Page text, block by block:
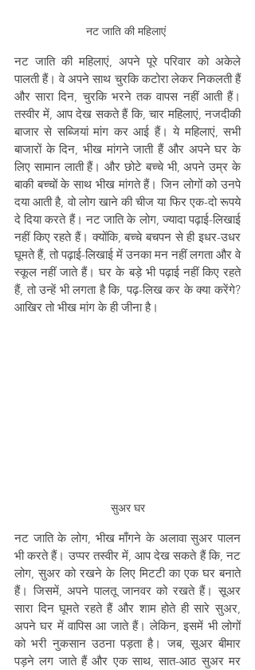
नट जाति की महिलाएं
नट जाति की महिलाएं, अपने पूरे परिवार को अकेले
पालती हैं। वे अपने साथ चुरकि कटोरा लेकर निकलती हैं
और सारा दिन, चुरकि भरने तक वापस नहीं आती हैं।
तस्वीर में, आप देख सकते हैं कि, चार महिलाएं, नजदीकी
बाजार से सब्जियां मांग कर आई हैं। ये महिलाएं, सभी
बाजारों के दिन, भीख मांगने जाती हैं और अपने घर के
लिए सामान लाती हैं। और छोटे बच्चे भी, अपने उम्र के
बाकी बच्चों के साथ भीख मांगते हैं। जिन लोगों को उनपे
दया आती है, वो लोग खाने की चीज या फिर एक-दो रूपये
दे दिया करते हैं। नट जाति के लोग, ज्यादा पढ़ाई-लिखाई
नहीं किए रहते हैं। क्योंकि, बच्चे बचपन से ही इधर-उधर
घूमते हैं, तो पढ़ाई-लिखाई में उनका मन नहीं लगता और वे
स्कूल नहीं जाते हैं। घर के बड़े भी पढ़ाई नहीं किए रहते
हैं, तो उन्हें भी लगता है कि, पढ़-लिख कर के क्या करेंगे?
आखिर तो भीख मांग के ही जीना है।
सुअर घर
नट जाति के लोग, भीख माँगने के अलावा सुअर पालन
भी करते हैं। उप्पर तस्वीर में, आप देख सकते हैं कि, नट
लोग, सुअर को रखने के लिए मिटटी का एक घर बनाते
हैं। जिसमें, अपने पालतू जानवर को रखते हैं। सूअर
सारा दिन घूमते रहते हैं और शाम होते ही सारे सुअर,
अपने घर में वापिस आ जाते हैं। लेकिन, इसमें भी लोगों
को भरी नुकसान उठना पड़ता है। जब, सूअर बीमार
पड़ने लग जाते हैं और एक साथ, सात-आठ सुअर मर